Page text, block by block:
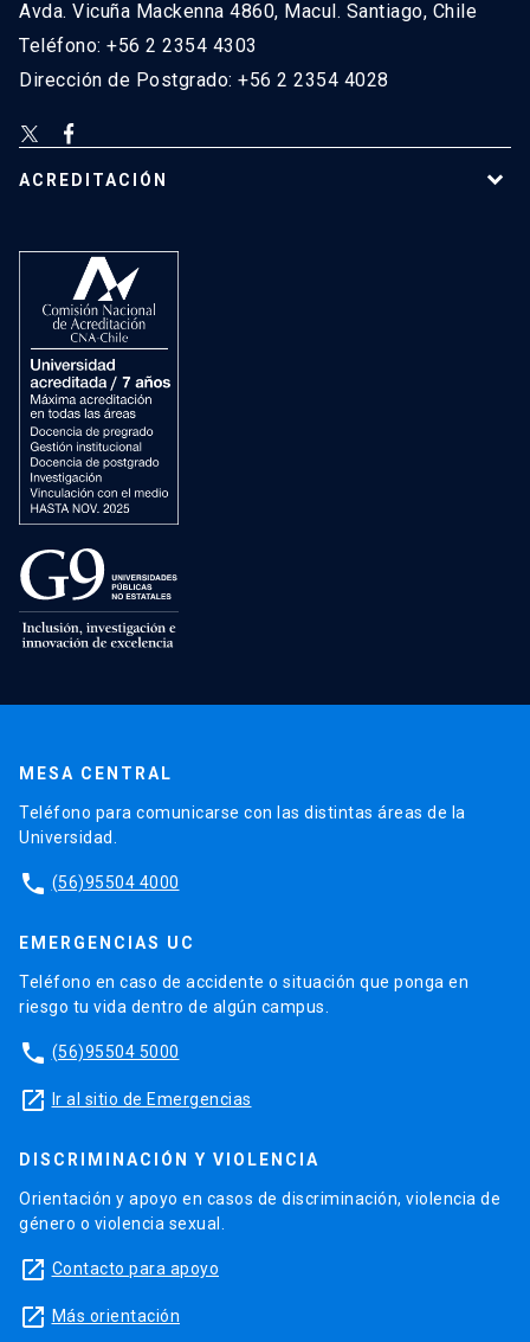
Avda. Vicuña Mackenna 4860, Macul. Santiago, Chile
Teléfono: +56 2 2354 4303
Dirección de Postgrado: +56 2 2354 4028
ACREDITACIÓN
MESA CENTRAL
Teléfono para comunicarse con las distintas áreas de la
Universidad.
phone (56)95504 4000
EMERGENCIAS UC
Teléfono en caso de accidente o situación que ponga en
riesgo tu vida dentro de algún campus.
phone (56)95504 5000
launch Ir al sitio de Emergencias
DISCRIMINACIÓN Y VIOLENCIA
Orientación y apoyo en casos de discriminación, violencia de
género o violencia sexual.
launch Contacto para apoyo
launch Más orientación